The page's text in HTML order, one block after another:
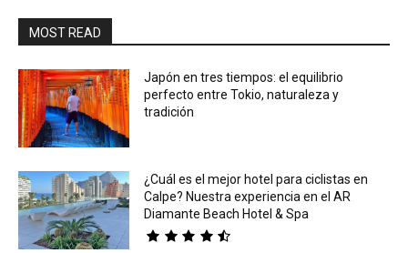
MOST READ
Japón en tres tiempos: el equilibrio
perfecto entre Tokio, naturaleza y
tradición
¿Cuál es el mejor hotel para ciclistas en
Calpe? Nuestra experiencia en el AR
Diamante Beach Hotel & Spa